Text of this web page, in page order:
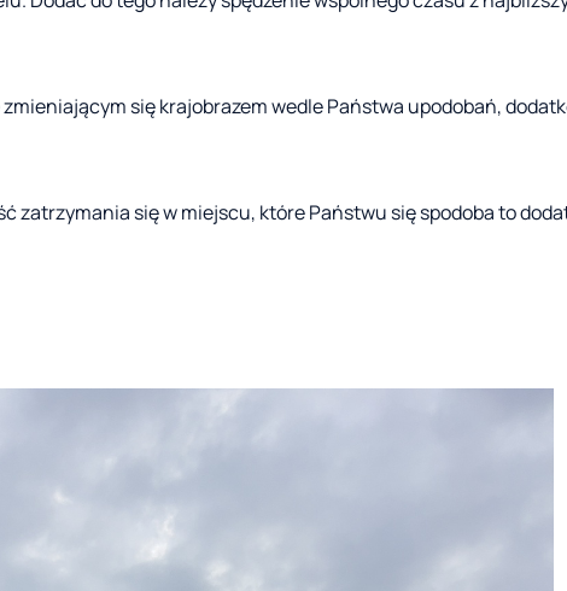
się krajobrazem wedle Państwa upodobań,
zatrzymania się w miejscu, które Państwu się spodoba to